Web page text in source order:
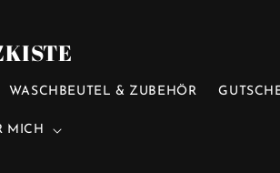
WASCHBEUTEL & ZUBEHÖR
MICH